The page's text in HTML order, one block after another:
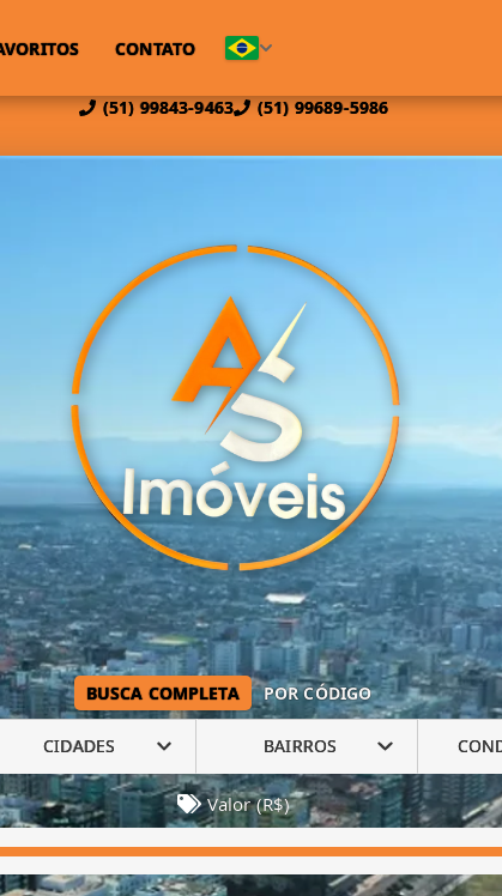
(51) 99843-9463 (51) 99689-5986
CONTATO
BUSCA COMPLETA POR CÓDIGO
CIDADES BAIRROS
Valor (R$)